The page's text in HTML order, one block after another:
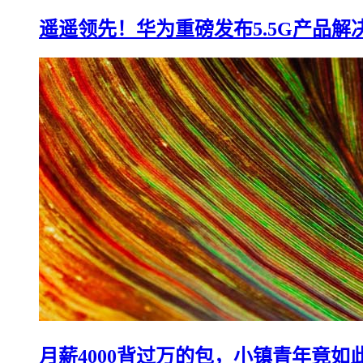
遥遥领先！华为重磅发布5.5G产品解